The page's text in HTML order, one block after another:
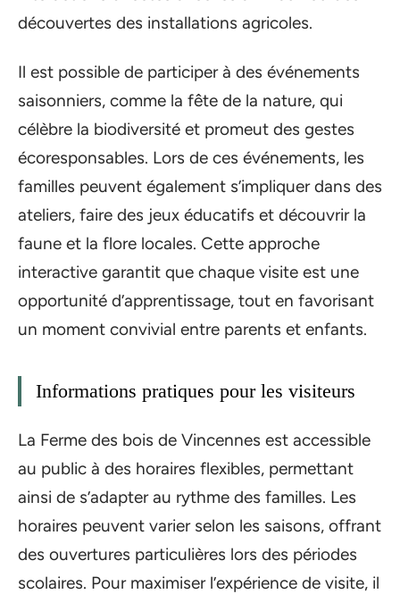
découvertes des installations agricoles.
Il est possible de participer à des événements
saisonniers, comme la fête de la nature, qui
célèbre la biodiversité et promeut des gestes
écoresponsables. Lors de ces événements, les
familles peuvent également s’impliquer dans des
ateliers, faire des jeux éducatifs et découvrir la
faune et la flore locales. Cette approche
interactive garantit que chaque visite est une
opportunité d’apprentissage, tout en favorisant
un moment convivial entre parents et enfants.
Informations pratiques pour les visiteurs
La Ferme des bois de Vincennes est accessible
au public à des horaires flexibles, permettant
ainsi de s’adapter au rythme des familles. Les
horaires peuvent varier selon les saisons, offrant
des ouvertures particulières lors des périodes
scolaires. Pour maximiser l’expérience de visite, il